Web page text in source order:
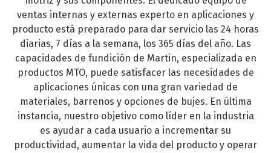
ventas internas y externas experto en aplicaciones y
producto está preparado para dar servicio las 24 horas
diarias, 7 días a la semana, los 365 días del año. Las
capacidades de fundición de Martin, especializada en
productos MTO, puede satisfacer las necesidades de
aplicaciones únicas con una gran variedad de
materiales, barrenos y opciones de bujes. En última
instancia, nuestro objetivo como líder en la industria
es ayudar a cada usuario a incrementar su
productividad, aumentar la vida del producto y operar